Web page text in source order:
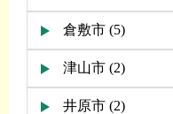
倉敷市 (5)
津山市 (2)
井原市 (2)